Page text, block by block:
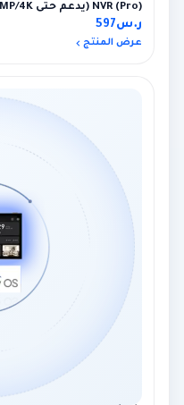
NVR (Pro) (يدعم حتى 8MP/4K لكل قناة)
ر.س597
عرض المنتج